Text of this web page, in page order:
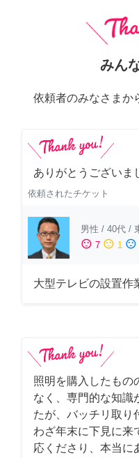
みん
依頼者のみなさまか
ありがとうございま
依頼されたチケット
男性 / 40代 /
sentiment_satisfied 7 sentiment_neutral 1 sentiment_dissatisfied
大型テレビの設置作
照明を購入したもの
なく、専門的な知識
たが、バッチリ取り
わざ年末に下見に来
応くださり、本当に